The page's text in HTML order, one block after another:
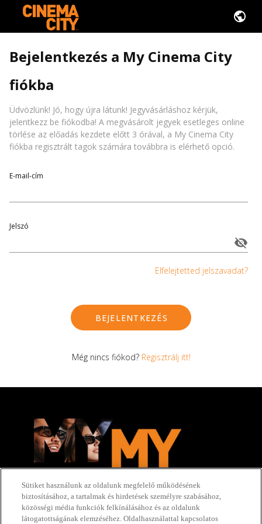
Bejelentkezés a My Cinema City
fiókba
Üdvözlünk! Jó, hogy újra látunk! Jegyvásárláshoz kérjük,
jelentkezz be fiókodba! A megvásárolt jegyek esetleges online
törlése az előadás kezdete előtt 3 órával, a My Cinema City
fiókba regisztrált tagok számára továbbra is elérhető opció.
E-mail-cím
Jelszó
Elfelejtetted jelszavadat?
BEJELENTKEZÉS
Még nincs fiókod? Regisztrálj itt!
Sütiket használunk az oldalunk megfelelő működésének
biztosításához, a tartalmak és hirdetések személyre szabásához,
közösségi média funkciók felkínálásához és az oldalunk
látogatottságának elemzéséhez. Oldalhasználattal kapcsolatos